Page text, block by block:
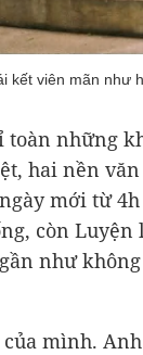
kết viên mãn như
toàn những
hai nền văn
mới từ
còn Luyện
như
mình.